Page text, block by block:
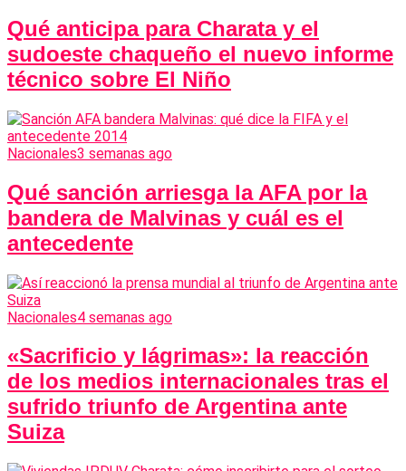
Qué anticipa para Charata y el
sudoeste chaqueño el nuevo informe
técnico sobre El Niño
Nacionales3 semanas ago
Qué sanción arriesga la AFA por la
bandera de Malvinas y cuál es el
antecedente
Nacionales4 semanas ago
«Sacrificio y lágrimas»: la reacción
de los medios internacionales tras el
sufrido triunfo de Argentina ante
Suiza